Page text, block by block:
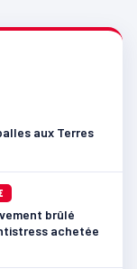
aux Terres
brûlé
achetée